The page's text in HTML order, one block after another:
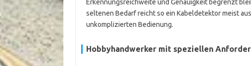
Erkennungsreichweite und Genauigkeit begrenzt
seltenen Bedarf reicht so ein Kabeldetektor meist
unkomplizierten Bedienung.
Hobbyhandwerker mit speziellen